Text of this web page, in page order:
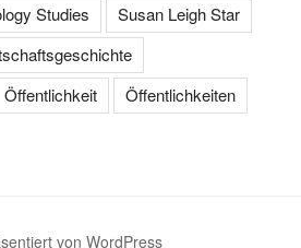
Studies
Susan Leigh Star
Öffentlichkeit Öffentlichkeiten
von WordPress